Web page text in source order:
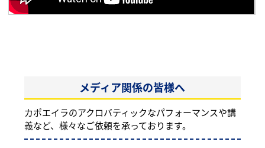
メディア関係の皆様へ
カポエイラのアクロバティックなパフォーマンスや講
義など、様々なご依頼を承っております。